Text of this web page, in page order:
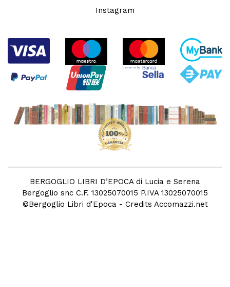
Instagram
BERGOGLIO LIBRI D’EPOCA di Lucia e Serena
Bergoglio snc C.F. 13025070015 P.IVA 13025070015
©Bergoglio Libri d'Epoca - Credits Accomazzi.net